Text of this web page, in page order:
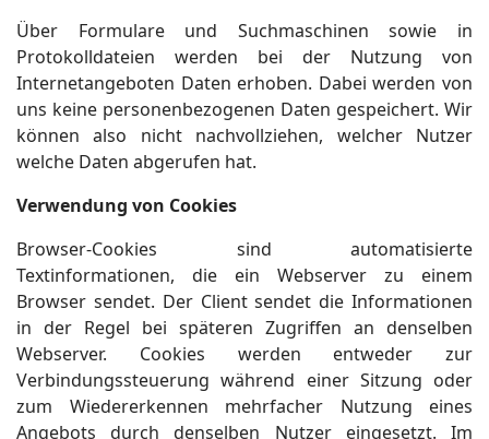
Über Formulare und Suchmaschinen sowie in
Protokolldateien werden bei der Nutzung von
Internetangeboten Daten erhoben. Dabei werden von
uns keine personenbezogenen Daten gespeichert. Wir
können also nicht nachvollziehen, welcher Nutzer
welche Daten abgerufen hat.
Verwendung von Cookies
Browser-Cookies sind automatisierte
Textinformationen, die ein Webserver zu einem
Browser sendet. Der Client sendet die Informationen
in der Regel bei späteren Zugriffen an denselben
Webserver. Cookies werden entweder zur
Verbindungssteuerung während einer Sitzung oder
zum Wiedererkennen mehrfacher Nutzung eines
Angebots durch denselben Nutzer eingesetzt. Im